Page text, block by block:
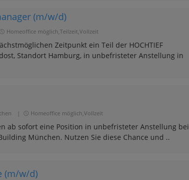
(m/w/d)
Homeoffice möglich,Teilzeit,Vollzeit
Zeitpunkt ein Teil der HOCHTIEF
Standort Hamburg, in unbefristeter Anstellung in
Homeoffice möglich,Vollzeit
ab sofort eine Position in unbefristeter Anstellung bei
München. Nutzen Sie diese Chance und ..
(m/w/d)